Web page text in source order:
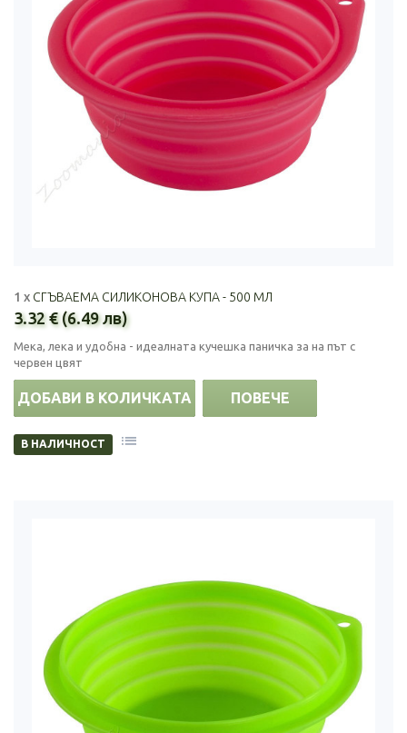
1 x СГЪВАЕМА СИЛИКОНОВА КУПА - 500 МЛ
3.32 € (6.49 лв)
Мека, лека и удобна - идеалната кучешка паничка за на път с
червен цвят
ДОБАВИ В КОЛИЧКАТА ПОВЕЧЕ
В НАЛИЧНОСТ